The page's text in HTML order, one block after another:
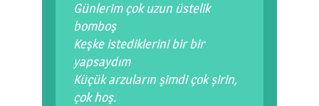
Günlerim çok uzun üstelik
bomboş
Keşke istediklerini bir bir
yapsaydım
Küçük arzuların şimdi çok şirin,
çok hoş.